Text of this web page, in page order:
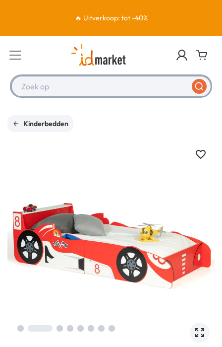
🔥 Uitverkoop: tot -40%
Zoek op
Kinderbedden
favorite_border